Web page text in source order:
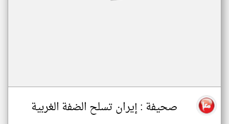
صحيفة : إيران تسلح الضفة الغربية